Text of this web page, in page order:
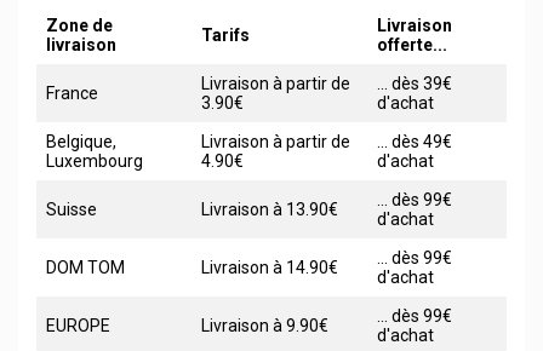
Zone de
livraison
Tarifs
Livraison
offerte...
France
Livraison à partir de
3.90€
... dès 39€
d'achat
Belgique,
Luxembourg
Livraison à partir de
4.90€
... dès 49€
d'achat
Suisse Livraison à 13.90€
... dès 99€
d'achat
DOM TOM Livraison à 14.90€
... dès 99€
d'achat
EUROPE Livraison à 9.90€
... dès 99€
d'achat